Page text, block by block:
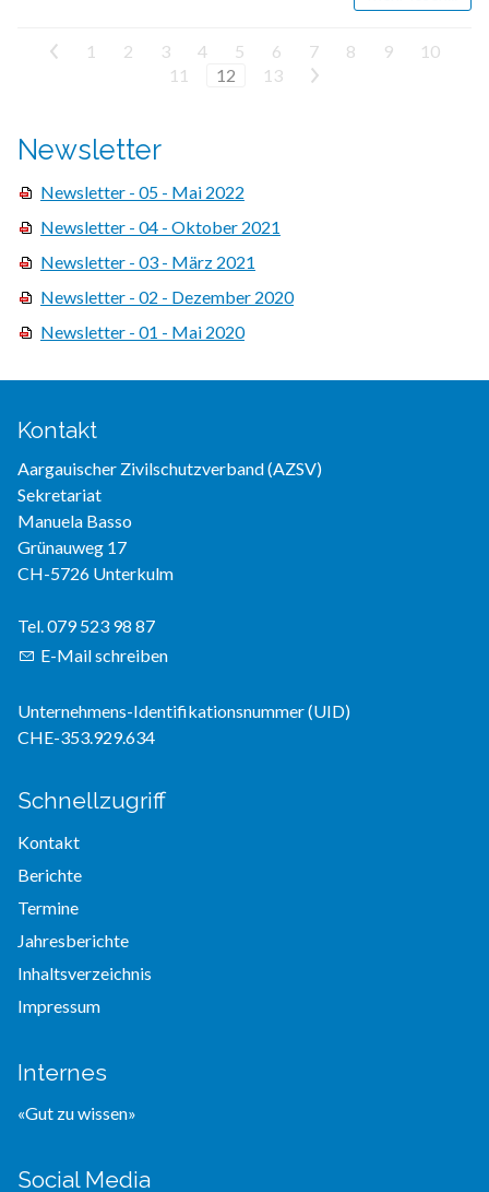
< 1 2 3 4 5 6 7 8 9
10
11
12 13 >
Newsletter
Newsletter - 05 - Mai 2022
Newsletter - 04 - Oktober 2021
Newsletter - 03 - März 2021
Newsletter - 02 - Dezember 2020
Newsletter - 01 - Mai 2020
Kontakt
Aargauischer Zivilschutzverband (AZSV)
Sekretariat
Manuela Basso
Grünauweg 17
CH-5726 Unterkulm
Tel. 079 523 98 87
E-Mail schreiben
Unternehmens-Identifikationsnummer (UID)
CHE-353.929.634
Schnellzugriff
Kontakt
Berichte
Termine
Jahresberichte
Inhaltsverzeichnis
Impressum
Internes
«Gut zu wissen»
Social Media